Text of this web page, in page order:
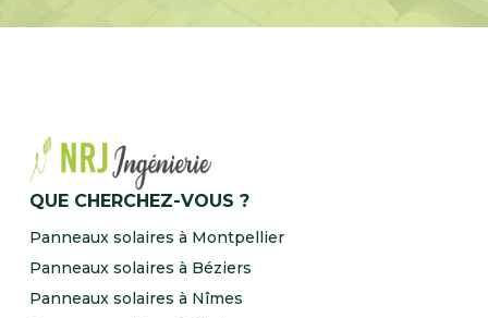
QUE CHERCHEZ-VOUS ?
Panneaux solaires à Montpellier
Panneaux solaires à Béziers
Panneaux solaires à Nîmes